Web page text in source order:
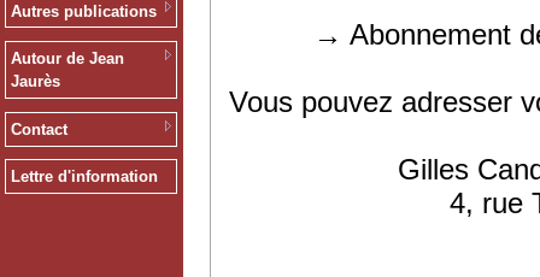
Autres publications
Autour de Jean
Jaurès
Contact
Lettre d'information
→ Abonnement des
Vous pouvez adresser
Gilles
4, rue